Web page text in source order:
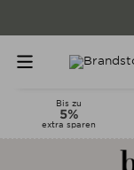
Bis zu
5%
extra sparen